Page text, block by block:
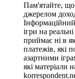
Пам'ятайте, що
джерелом
ігри на
приймає ні в
платежів, які
азартними
які матеріали